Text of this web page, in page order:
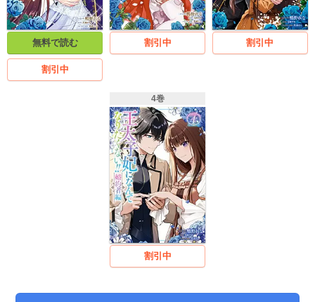
無料で読む
割引中
割引中 割引中
4巻
割引中